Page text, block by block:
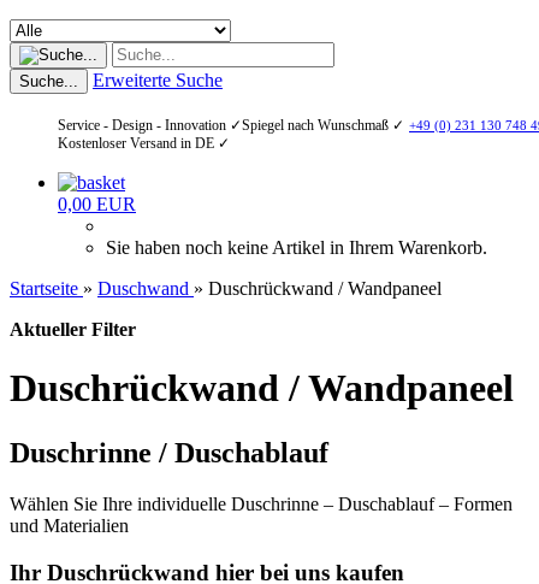
Suche... Erweiterte Suche
Service - Design - Innovation ✓Spiegel nach Wunschmaß ✓ +49 (0) 231 130 748
Kostenloser Versand in DE ✓
0,00 EUR
Sie haben noch keine Artikel in Ihrem Warenkorb.
Startseite » Duschwand » Duschrückwand / Wandpaneel
Aktueller Filter
Duschrückwand / Wandpaneel
Duschrinne / Duschablauf
Wählen Sie Ihre individuelle Duschrinne – Duschablauf – Formen
und Materialien
Ihr Duschrückwand hier bei uns kaufen